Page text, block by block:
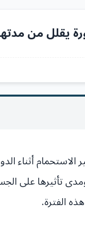
يقلل من
أثناء
تأثيرها على
الفترة.